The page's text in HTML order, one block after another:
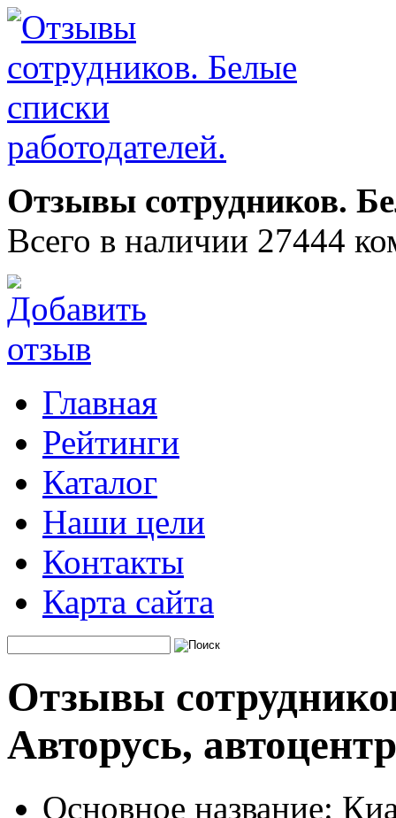
Отзывы сотрудников.
Всего в наличии 27444
Главная
Рейтинги
Каталог
Наши цели
Контакты
Карта сайта
Отзывы
Авторусь, автоцентр
Основное название: